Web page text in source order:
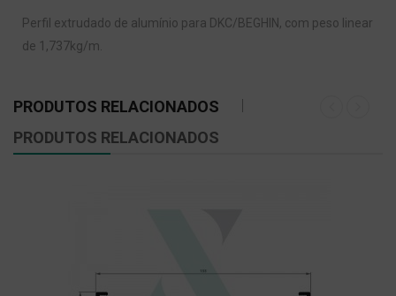
Perfil extrudado de alumínio para DKC/BEGHIN, com peso linear
de 1,737kg/m.
PRODUTOS RELACIONADOS
PRODUTOS RELACIONADOS